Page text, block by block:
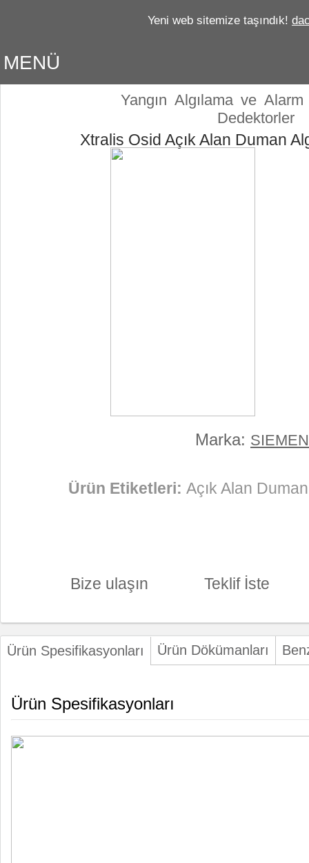
Yeni web sitemize taşındık!
MENÜ
Yangın Algılama ve Alarm
Dedektorler
Xtralis Osid Açık Alan Duman
Marka:
Ürün Etiketleri: Açık Alan
Bize ulaşın Teklif İste
Ürün Spesifikasyonları Ürün Dökümanları
Ürün Spesifikasyonları